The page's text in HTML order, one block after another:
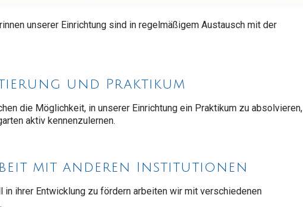
unserer Einrichtung sind in regelmäßigem Austausch mit der
und Praktikum
die Möglichkeit, in unserer Einrichtung ein Praktikum zu absolvieren,
aktiv kennenzulernen.
mit anderen Institutionen
in ihrer Entwicklung zu fördern arbeiten wir mit verschiedenen